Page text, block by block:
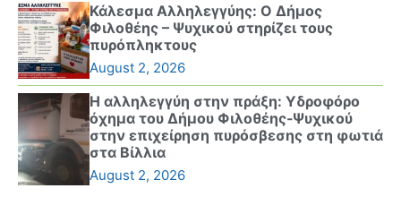
Κάλεσμα Αλληλεγγύης: Ο Δήμος
Φιλοθέης – Ψυχικού στηρίζει τους
πυρόπληκτους
August 2, 2026
Η αλληλεγγύη στην πράξη: Υδροφόρο
όχημα του Δήμου Φιλοθέης-Ψυχικού
στην επιχείρηση πυρόσβεσης στη φωτιά
στα Βίλλια
August 2, 2026